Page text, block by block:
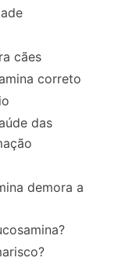
cães
correto
das
demora a